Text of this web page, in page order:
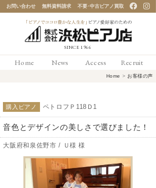
「ピアノでココロ豊かな
人生を」ピアノ愛好家の
お問い合わせ 無料資料請求 不要･中古ピアノ買取
Home News Access Recruit
Home > お客様の声
購入ピアノ ペトロフＰ118Ｄ1
音色とデザインの美しさで選びました！
大阪府和泉佐野市 / Ｕ様 様